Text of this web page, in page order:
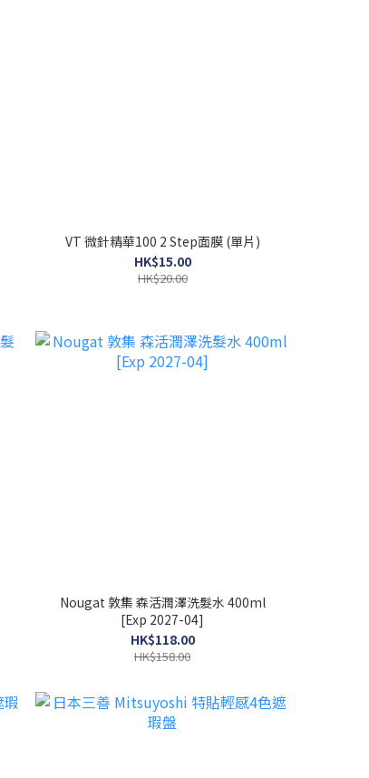
VT 微針精華100 2 Step面膜 (單片)
HK$15.00
HK$20.00
Nougat 敦集 森活潤澤洗髮水 400ml
[Exp 2027-04]
HK$118.00
HK$158.00